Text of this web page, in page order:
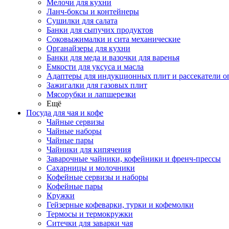
Мелочи для кухни
Ланч-боксы и контейнеры
Сушилки для салата
Банки для сыпучих продуктов
Соковыжималки и сита механические
Органайзеры для кухни
Банки для меда и вазочки для варенья
Емкости для уксуса и масла
Адаптеры для индукционных плит и рассекатели
Зажигалки для газовых плит
Мясорубки и лапшерезки
Ещё
Посуда для чая и кофе
Чайные сервизы
Чайные наборы
Чайные пары
Чайники для кипячения
Заварочные чайники, кофейники и френч-прессы
Сахарницы и молочники
Кофейные сервизы и наборы
Кофейные пары
Кружки
Гейзерные кофеварки, турки и кофемолки
Термосы и термокружки
Ситечки для заварки чая